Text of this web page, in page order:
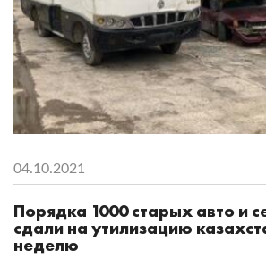
04.10.2021
Порядка 1000 старых авто и
сдали на утилизацию
неделю